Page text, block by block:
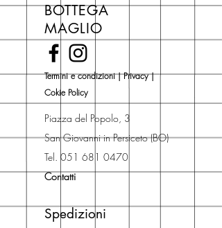
di copertina, escluse le ultime
novità Maglio Editore (vedi etichetta
Novità).
Una volta nel carrello puoi decidere
se acquistare sul sito con
spedizione con corriere o se
risparmiare sulle spese di
spedizione e ritirare il libro presso
Libreria degli Orsi, Piazza del
Popolo 3, 40017
San Giovanni in Persiceto (BO).
BOTTEGA
MAGLIO
Termini e condizioni|Privacy|
Cokie Policy
Piazza del Popolo, 3
San Giovanni in Persiceto (BO)
Tel. 051 681 0470
Contatti
Spedizioni